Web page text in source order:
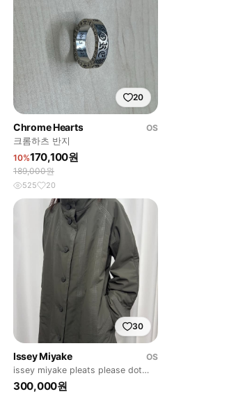
20
Chrome Hearts
OS
크롬하츠 반지
10%170,100원
189,000원
525 20
30
Issey Miyake
OS
issey miyake pleats please dot
line coat
300,000원